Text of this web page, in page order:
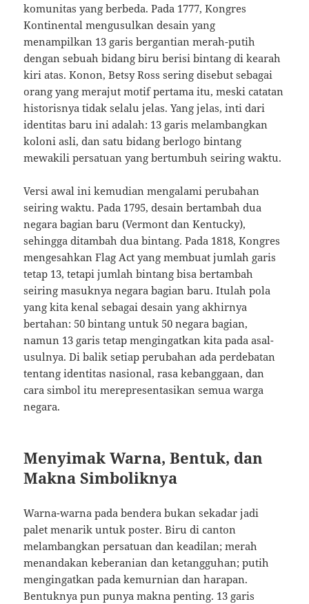
komunitas yang berbeda. Pada 1777, Kongres
Kontinental mengusulkan desain yang
menampilkan 13 garis bergantian merah-putih
dengan sebuah bidang biru berisi bintang di kearah
kiri atas. Konon, Betsy Ross sering disebut sebagai
orang yang merajut motif pertama itu, meski catatan
historisnya tidak selalu jelas. Yang jelas, inti dari
identitas baru ini adalah: 13 garis melambangkan
koloni asli, dan satu bidang berlogo bintang
mewakili persatuan yang bertumbuh seiring waktu.
Versi awal ini kemudian mengalami perubahan
seiring waktu. Pada 1795, desain bertambah dua
negara bagian baru (Vermont dan Kentucky),
sehingga ditambah dua bintang. Pada 1818, Kongres
mengesahkan Flag Act yang membuat jumlah garis
tetap 13, tetapi jumlah bintang bisa bertambah
seiring masuknya negara bagian baru. Itulah pola
yang kita kenal sebagai desain yang akhirnya
bertahan: 50 bintang untuk 50 negara bagian,
namun 13 garis tetap mengingatkan kita pada asal-
usulnya. Di balik setiap perubahan ada perdebatan
tentang identitas nasional, rasa kebanggaan, dan
cara simbol itu merepresentasikan semua warga
negara.
Menyimak Warna, Bentuk, dan
Makna Simboliknya
Warna-warna pada bendera bukan sekadar jadi
palet menarik untuk poster. Biru di canton
melambangkan persatuan dan keadilan; merah
menandakan keberanian dan ketangguhan; putih
mengingatkan pada kemurnian dan harapan.
Bentuknya pun punya makna penting. 13 garis